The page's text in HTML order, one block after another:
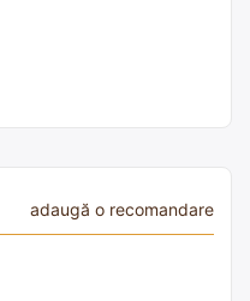
adaugă o recomandare